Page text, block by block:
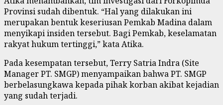
Provinsi sudah dibentuk. “Hal yang dilakukan ini
merupakan bentuk keseriusan Pemkab Madina dalam
menyikapi insiden tersebut. Bagi Pemkab, keselamatan
rakyat hukum tertinggi,” kata Atika.
Pada kesempatan tersebut, Terry Satria Indra (Site
Manager PT. SMGP) menyampaikan bahwa PT. SMGP
berbelasungkawa kepada pihak korban akibat kejadian
yang sudah terjadi.